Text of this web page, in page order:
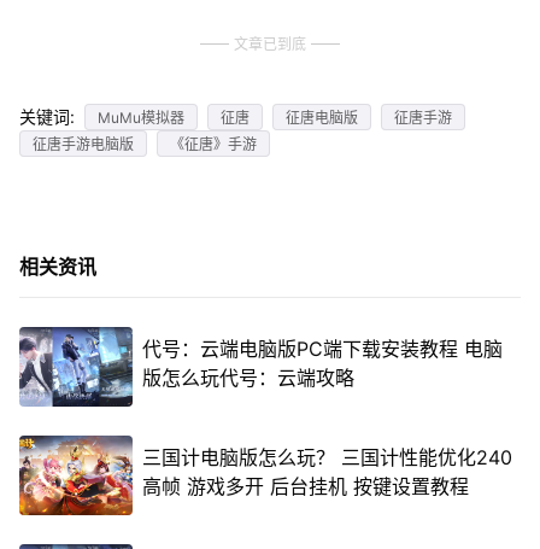
文章已到底
关键词: MuMu模拟器 征唐 征唐电脑版
征唐手游
征唐手游电脑版
《征唐》手游
相关资讯
代号：云端电脑版PC端下载安装教程 电脑
版怎么玩代号：云端攻略
三国计电脑版怎么玩？ 三国计性能优化240
高帧 游戏多开 后台挂机 按键设置教程